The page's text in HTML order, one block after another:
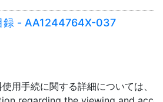
録 - AA1244764X-037
用手続に関する詳細については、「